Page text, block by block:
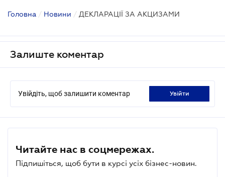
Головна / Новини / ДЕКЛАРАЦІЇ ЗА АКЦИЗАМИ
Залиште коментар
Увійдіть, щоб залишити коментар увійти
Читайте нас в соцмережах.
Підпишіться, щоб бути в курсі усіх бізнес-новин.